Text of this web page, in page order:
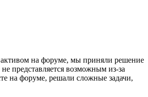
на форуме, мы приняли решение
представляется возможным из-за
на форуме, решали сложные задачи,